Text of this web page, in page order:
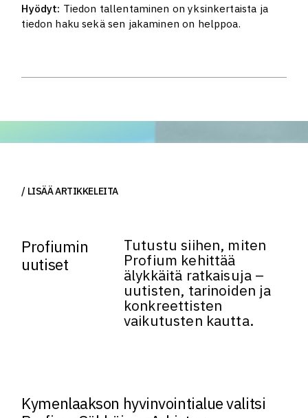
Hyödyt: Tiedon tallentaminen on yksinkertaista ja
tiedon haku sekä sen jakaminen on helppoa.
LISÄÄ ARTIKKELEITA
Profiumin
uutiset
Tutustu siihen, miten
Profium kehittää
älykkäitä ratkaisuja –
uutisten, tarinoiden ja
konkreettisten
vaikutusten kautta.
Kymenlaakson hyvinvointialue valitsi